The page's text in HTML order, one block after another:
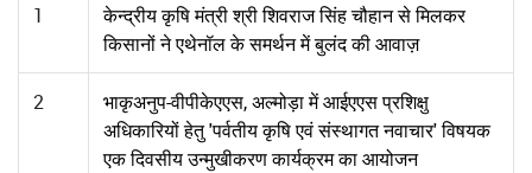
1
केन्द्रीय कृषि मंत्री श्री शिवराज सिंह चौहान से मिलकर
किसानों ने एथेनॉल के समर्थन में बुलंद की आवाज़
2
भाकृअनुप-वीपीकेएएस, अल्मोड़ा में आईएएस प्रशिक्षु
अधिकारियों हेतु 'पर्वतीय कृषि एवं संस्थागत नवाचार' विषयक
एक दिवसीय उन्मुखीकरण कार्यक्रम का आयोजन